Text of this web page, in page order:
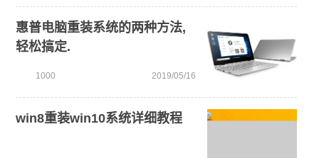
惠普电脑重装系统的两种方法,
轻松搞定.
1000 2019/05/16
win8重装win10系统详细教程